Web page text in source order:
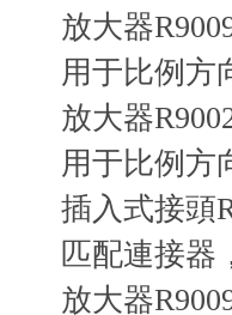
放大器
用于比例方
放大器
用于比例方
插入式接頭
匹配連接器
放大器